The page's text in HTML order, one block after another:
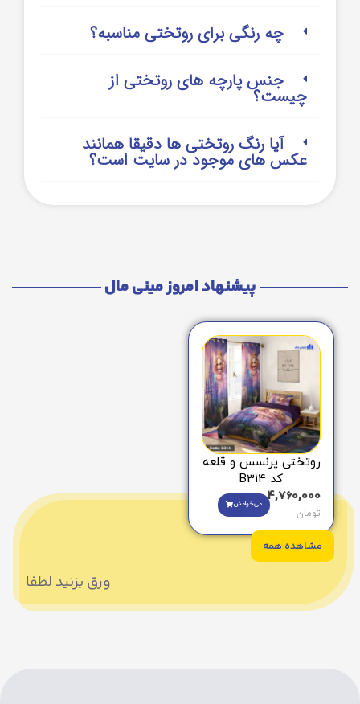
چه رنگی برای روتختی مناسبه؟
جنس پارچه های روتختی از
چیست؟
آیا رنگ روتختی ها دقیقا همانند
عکس های موجود در سایت است؟
پیشنهاد امروز مینی مال
روتختی پرنسس و قلعه
کد B314
4,760,000
تومان
می‌خوامش
مشاهده همه
ورق بزنید لطفا